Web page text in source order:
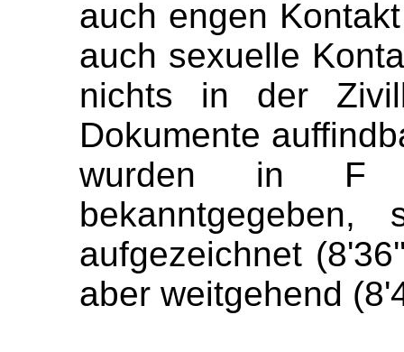
auch engen
auch sexuelle
nichts in der
Dokumente
wurden in F
bekanntgegeben,
aufgezeichnet (8'36
aber weitgehend (